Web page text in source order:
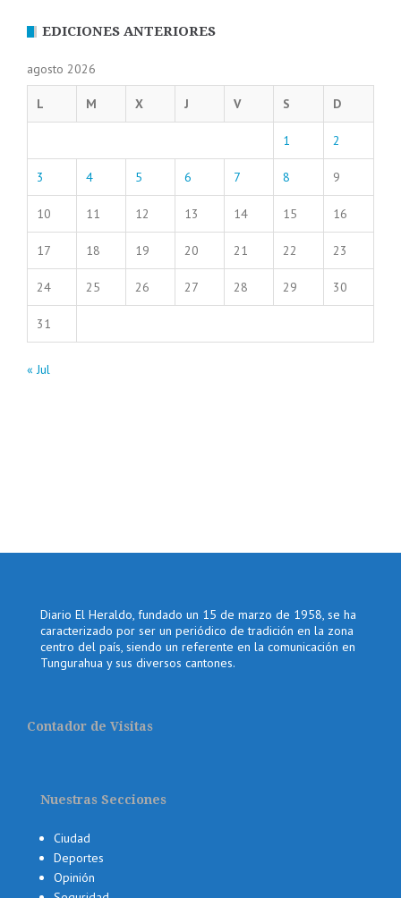
EDICIONES ANTERIORES
agosto 2026
L M X J V S D
1 2
3 4 5 6 7 8 9
10 11 12 13 14 15 16
17 18 19 20 21 22 23
24 25 26 27 28 29 30
31
« Jul
Diario El Heraldo, fundado un 15 de marzo de 1958, se ha
caracterizado por ser un periódico de tradición en la zona
centro del país, siendo un referente en la comunicación en
Tungurahua y sus diversos cantones.
Contador de Visitas
Nuestras Secciones
Ciudad
Deportes
Opinión